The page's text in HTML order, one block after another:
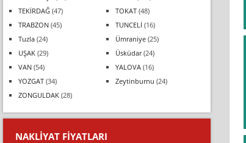
TEKİRDAĞ (47) TOKAT (48)
TRABZON (45) TUNCELİ (16)
Tuzla (24) Ümraniye (25)
UŞAK (29) Üsküdar(24)
VAN (54) YALOVA (16)
YOZGAT (34) Zeytinburnu (24)
ZONGULDAK (28)
NAKLIYAT FIYATLARI